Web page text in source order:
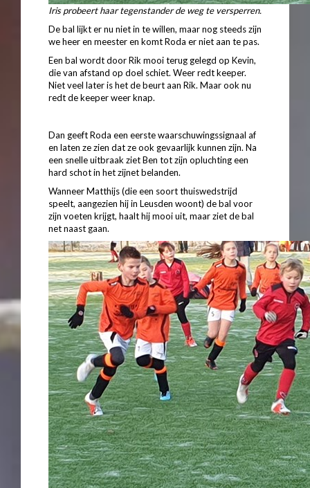
Iris probeert haar tegenstander de weg te versperren.
De bal lijkt er nu niet in te willen, maar nog steeds zijn
we heer en meester en komt Roda er niet aan te pas.
Een bal wordt door Rik mooi terug gelegd op Kevin,
die van afstand op doel schiet. Weer redt keeper.
Niet veel later is het de beurt aan Rik. Maar ook nu
redt de keeper weer knap.
Dan geeft Roda een eerste waarschuwingssignaal af
en laten ze zien dat ze ook gevaarlijk kunnen zijn. Na
een snelle uitbraak ziet Ben tot zijn opluchting een
hard schot in het zijnet belanden.
Wanneer Matthijs (die een soort thuiswedstrijd
speelt, aangezien hij in Leusden woont) de bal voor
zijn voeten krijgt, haalt hij mooi uit, maar ziet de bal
net naast gaan.